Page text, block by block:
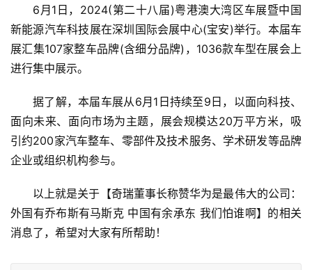
6月1日，2024(第二十八届)粤港澳大湾区车展暨中国
新能源汽车科技展在深圳国际会展中心(宝安)举行。本届车
展汇集107家整车品牌(含细分品牌)，1036款车型在展会上
进行集中展示。
据了解，本届车展从6月1日持续至9日，以面向科技、
面向未来、面向市场为主题，展会规模达20万平方米，吸
引约200家汽车整车、零部件及技术服务、学术研发等品牌
企业或组织机构参与。
以上就是关于【奇瑞董事长称赞华为是最伟大的公司：
外国有乔布斯有马斯克 中国有余承东 我们怕谁啊】的相关
消息了，希望对大家有所帮助！